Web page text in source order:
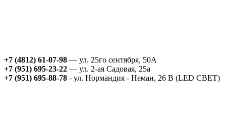
+7 (4812) 61-07-98 — ул. 25го сентября, 50А
+7 (951) 695-23-22 — ул. 2-ая Садовая, 25а
+7 (951) 695-88-78 - ул. Нормандия - Неман, 26 В (LED СВЕТ)